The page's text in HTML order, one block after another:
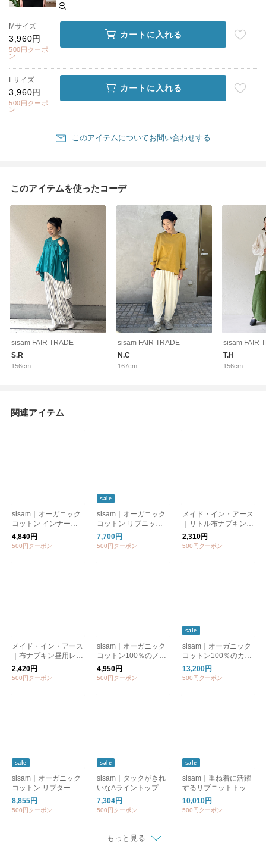
Mサイズ
3,960円
500円クーポ
ン
カートに入れる
Lサイズ
3,960円
500円クーポ
ン
カートに入れる
このアイテムについてお問い合わせする
このアイテムを使ったコーデ
sisam FAIR TRADE
S.R
156cm
sisam FAIR TRADE
N.C
167cm
sisam FAIR
T.H
156cm
関連アイテム
sisam｜オーガニック
コットン インナー八
分袖トップ
4,840円
500円クーポン
sale
sisam｜オーガニック
コットン リブニット
スリムパンツ【レギン
ス・スパッツ】【防
寒・温活】【ギフトお
7,700円
500円クーポン
メイド・イン・アース
｜リトル布ナプキン2
枚セット【オーガニッ
クコットン】
2,310円
500円クーポン
メイド・イン・アース
｜布ナプキン昼用レギ
ュラー ボーダー柄茶
【オーガニックコット
2,420円
500円クーポン
sisam｜オーガニック
コットン100％のノー
スリーブトップ【イン
ナー使い】【タンクト
4,950円
500円クーポン
sale
sisam｜オーガニック
コットン100％のカッ
トソーワンピース【ナ
チュラル】【ゆった
13,200円
500円クーポン
sale
sisam｜オーガニック
コットン リブタート
ルネックトップ【長袖
ニット】【セーター】
8,855円
500円クーポン
sale
sisam｜タックがきれ
いなAライントップ
【オーガニックコット
ン】【Tシャツ・カッ
クトップ
7,304円
500円クーポン
sale
sisam｜重ね着に活躍
するリブニットトップ
ス【オーガニックコッ
トン】【春ニット・セ
10,010円
500円クーポン
もっと見る